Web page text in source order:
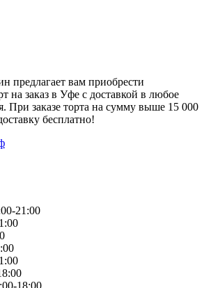
предлагает вам приобрести
на заказ в Уфе с доставкой в любое
При заказе торта на сумму выше 15 000
бесплатно!
21:00
18:00